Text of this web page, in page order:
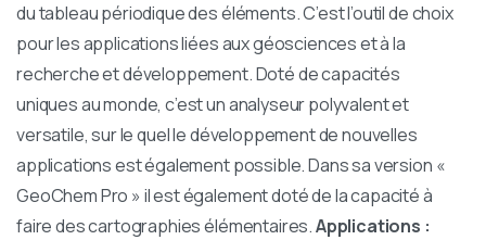
du tableau périodique des éléments. C’est l’outil de choix
pour les applications liées aux géosciences et à la
recherche et développement. Doté de capacités
uniques au monde, c’est un analyseur polyvalent et
versatile, sur le quel le développement de nouvelles
applications est également possible. Dans sa version «
GeoChem Pro » il est également doté de la capacité à
faire des cartographies élémentaires.Applications :